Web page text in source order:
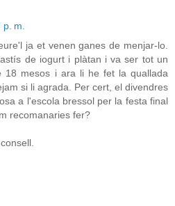
m.
ja et venen ganes de menjar-lo.
de iogurt i plàtan i va ser tot un
18 mesos i ara li he fet la quallada
si li agrada. Per cert, el divendres
a l'escola bressol per la festa final
recomanaries fer?